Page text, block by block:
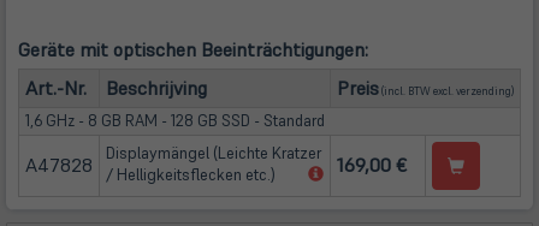
Geräte mit optischen Beeinträchtigungen:
Art.-Nr.
Beschrijving Preis(incl. BTW excl. verzending)
1,6 GHz - 8 GB RAM - 128 GB SSD - Standard
A47828
Displaymängel (Leichte Kratzer
/ Helligkeitsflecken etc.)
(öffnet
169,00 €